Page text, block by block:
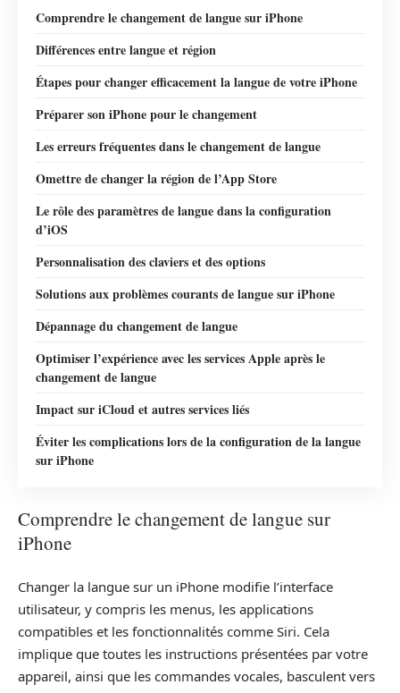
Comprendre le changement de langue sur iPhone
Différences entre langue et région
Étapes pour changer efficacement la langue de votre iPhone
Préparer son iPhone pour le changement
Les erreurs fréquentes dans le changement de langue
Omettre de changer la région de l’App Store
Le rôle des paramètres de langue dans la configuration
d’iOS
Personnalisation des claviers et des options
Solutions aux problèmes courants de langue sur iPhone
Dépannage du changement de langue
Optimiser l’expérience avec les services Apple après le
changement de langue
Impact sur iCloud et autres services liés
Éviter les complications lors de la configuration de la langue
sur iPhone
Comprendre le changement de langue sur
iPhone
Changer la langue sur un iPhone modifie l’interface
utilisateur, y compris les menus, les applications
compatibles et les fonctionnalités comme Siri. Cela
implique que toutes les instructions présentées par votre
appareil, ainsi que les commandes vocales, basculent vers